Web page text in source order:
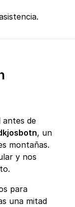
antes de
, un
montañas.
y nos
para
una mitad